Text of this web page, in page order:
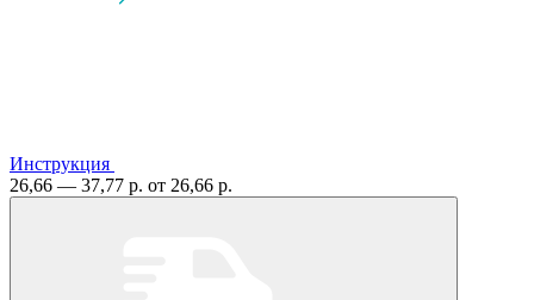
Инструкция
26,66 — 37,77 р. от 26,66 р.